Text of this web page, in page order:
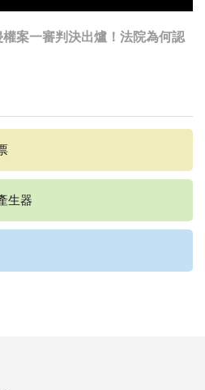
案一審判決出爐！法院為何認
生器